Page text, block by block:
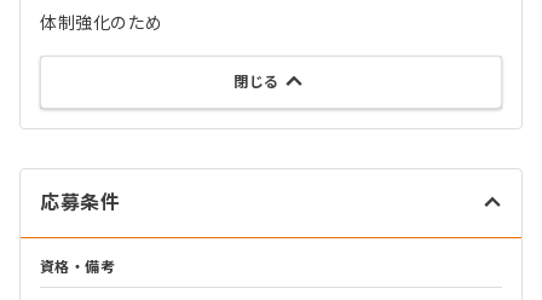
体制強化のため
閉じる
応募条件
資格・備考